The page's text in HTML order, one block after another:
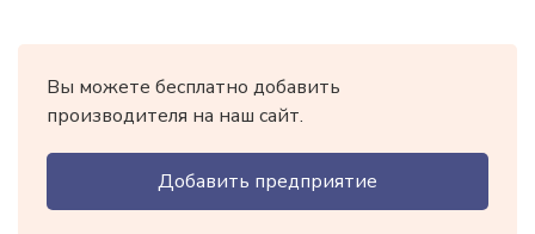
Вы можете бесплатно добавить
производителя на наш сайт.
Добавить предприятие